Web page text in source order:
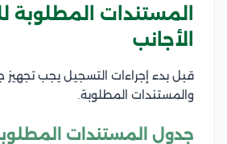
المستندات المطلوبة
الأجانب
قبل بدء إجراءات التسجيل يجب تجهيز
والمستندات المطلوبة.
جدول المستندات